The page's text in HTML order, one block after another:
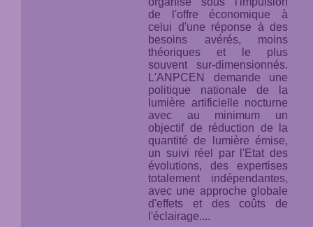
de l'offre économique à
celui d'une réponse à des
besoins avérés, moins
théoriques et le plus
souvent sur-dimensionnés.
L'ANPCEN demande une
politique nationale de la
lumière artificielle nocturne
avec au minimum un
objectif de réduction de la
quantité de lumière émise,
un suivi réel par l'Etat des
évolutions, des expertises
totalement indépendantes,
avec une approche globale
d'effets et des coûts de
l'éclairage....